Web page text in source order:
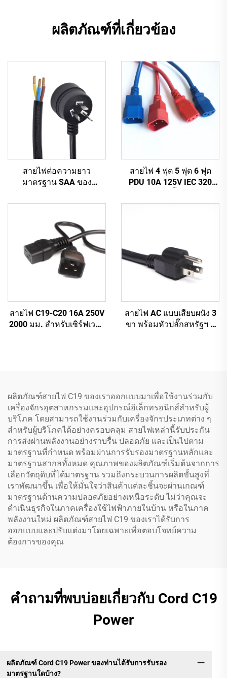
ผลิตภัณฑ์ที่เกี่ยวข้อง
สายไฟต่อความยาว
มาตรฐาน SAA ของ
ตามสั่ง สำหรับอุปกรณ์
ในบ้าน ทำจากยางทนทาน
สายไฟ 4 ฟุต 5 ฟุต 6 ฟุต
PDU 10A 125V IEC 320
สีขาว (หรือตามสั่ง)
สายไฟ C19-C20 16A 250V
2000 มม. สำหรับเซิร์ฟเวอร์
สายไฟ AC แบบเสียบผนัง 3
ขา พร้อมหัวปลั๊กสหรัฐฯ 3
ผลิตภัณฑ์สายไฟ C19 ของเราออกแบบมาเพื่อใช้งานร่วมกับ
เครื่องจักรอุตสาหกรรมและอุปกรณ์อิเล็กทรอนิกส์สำหรับผู้
บริโภค โดยสามารถใช้งานร่วมกับเครื่องจักรประเภทต่าง ๆ
สำหรับผู้บริโภคได้อย่างครอบคลุม สายไฟเหล่านี้รับประกัน
การส่งผ่านพลังงานอย่างราบรื่น ปลอดภัย และเป็นไปตาม
มาตรฐานที่กำหนด พร้อมผ่านการรับรองมาตรฐานหลักและ
มาตรฐานสากลทั้งหมด คุณภาพของผลิตภัณฑ์เริ่มต้นจากการ
เลือกวัตถุดิบที่ได้มาตรฐาน รวมถึงกระบวนการผลิตขั้นสูงที่
เราพัฒนาขึ้น เพื่อให้มั่นใจว่าสินค้าแต่ละชิ้นจะผ่านเกณฑ์
มาตรฐานด้านความปลอดภัยอย่างเหนือระดับ ไม่ว่าคุณจะ
ดำเนินธุรกิจในภาคเครื่องใช้ไฟฟ้าภายในบ้าน หรือในภาค
พลังงานใหม่ ผลิตภัณฑ์สายไฟ C19 ของเราได้รับการ
ออกแบบและปรับแต่งมาโดยเฉพาะเพื่อตอบโจทย์ความ
ต้องการของคุณ
คำถามที่พบบ่อยเกี่ยวกับ Cord C19
Power
ผลิตภัณฑ์ Cord C19 Power ของท่านได้รับการรับรอง
มาตรฐานใดบ้าง?